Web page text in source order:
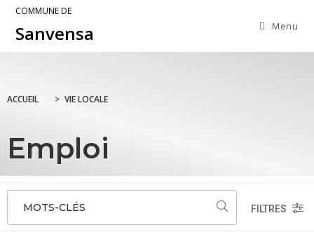
COMMUNE DE
Sanvensa Menu
ACCUEIL > VIE LOCALE
Emploi
MOTS-CLÉS FILTRES